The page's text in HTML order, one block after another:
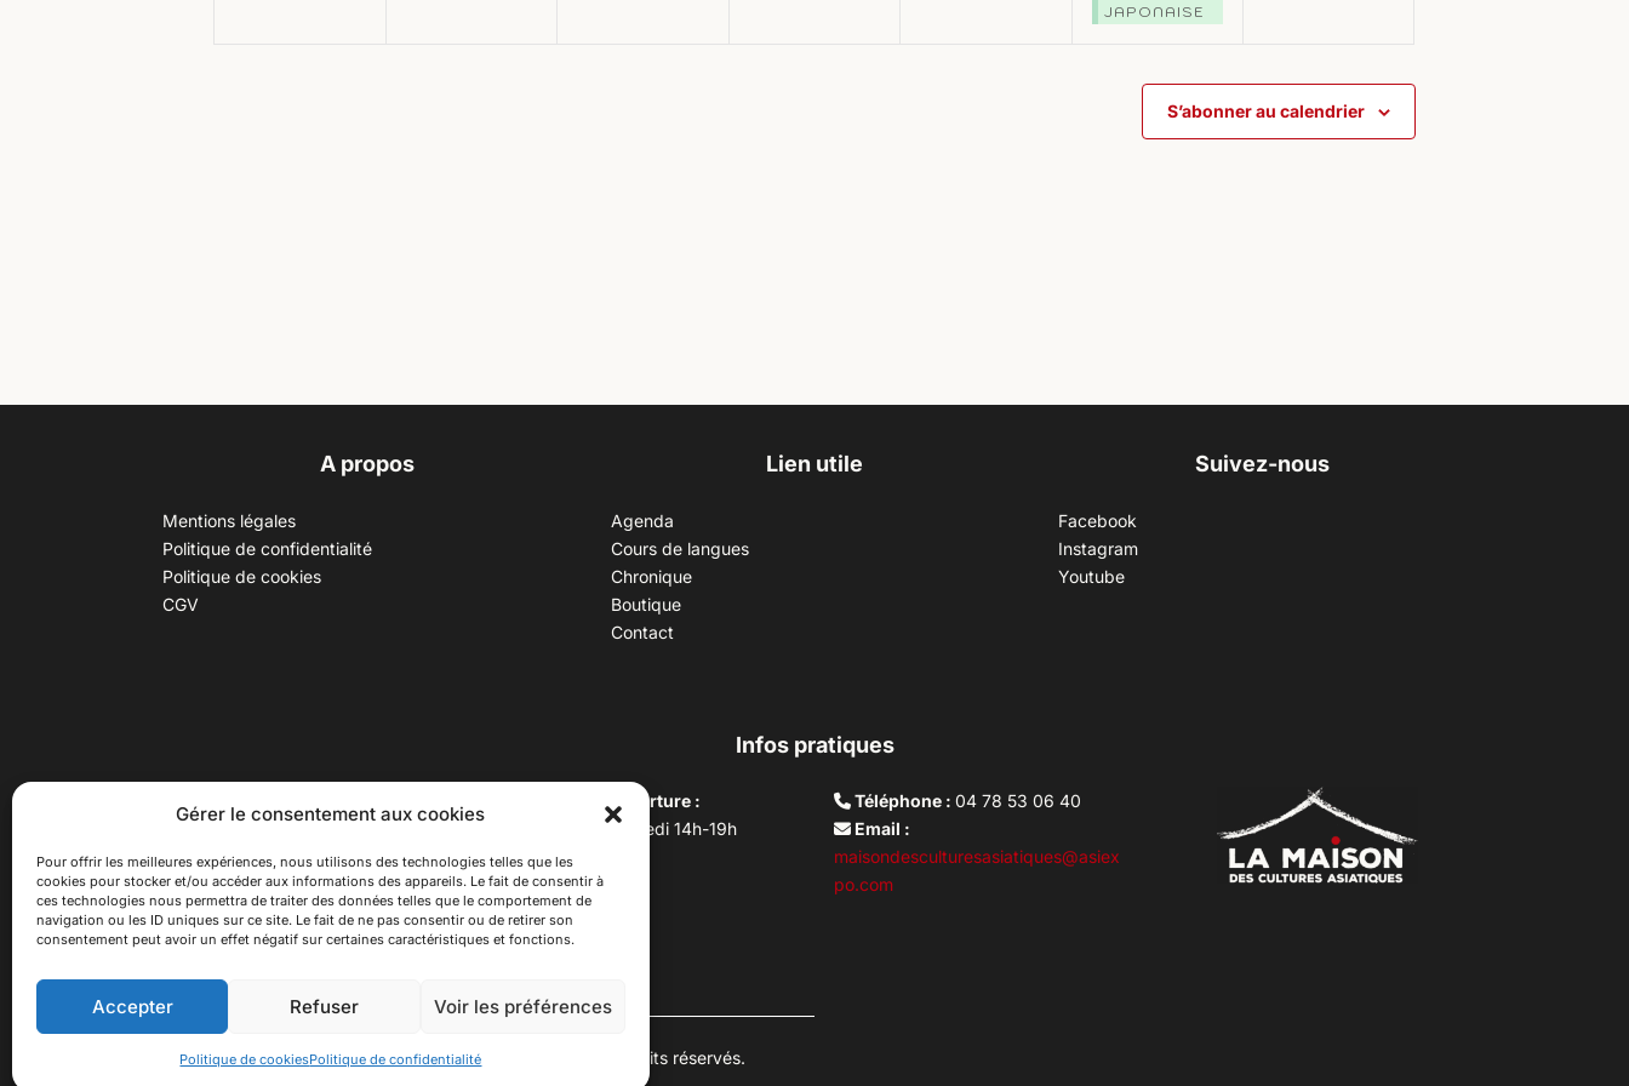
Gérer le consentement aux cookies
Pour offrir les meilleures expériences, nous utilisons des technologies telles que les
cookies pour stocker et/ou accéder aux informations des appareils. Le fait de consentir à
ces technologies nous permettra de traiter des données telles que le comportement de
navigation ou les ID uniques sur ce site. Le fait de ne pas consentir ou de retirer son
consentement peut avoir un effet négatif sur certaines caractéristiques et fonctions.
Accepter Refuser Voir les préférences
Politique de cookiesPolitique de confidentialité
JAPONAISE
S’abonner au calendrier
A propos
Mentions légales
Politique de confidentialité
Politique de cookies
CGV
Lien utile
Agenda
Cours de langues
Chronique
Boutique
Contact
Suivez-nous
Facebook
Instagram
Youtube
Infos pratiques
(adresse postale : 62 rue St
Maximin, 69003 Lyon)
à 100 mètres du métro D Monplaisir
Lumière, T3 Dauphiné Lacassagne,
bus C16 Dr Rebatel
Horaires d’ouverture :
Du mardi au vendredi 14h-19h
Samedi 10h –17h
Fermeture lundi
Téléphone :04 78 53 06 40
Email :
maisondesculturesasiatiques@asiex
po.com
© 2026 Asiexpo — Maison des Cultures Asiatiques. Tous droits réservés.